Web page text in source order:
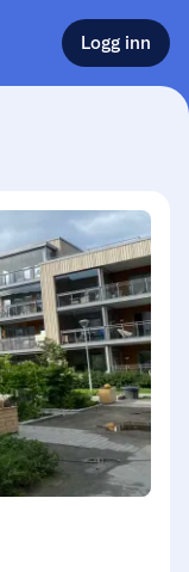
Logg inn